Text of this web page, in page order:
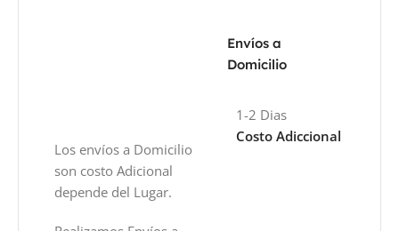
Envíos a
Domicilio
Los envíos a Domicilio
son costo Adicional
depende del Lugar.
1-2 Dias
Costo Adiccional